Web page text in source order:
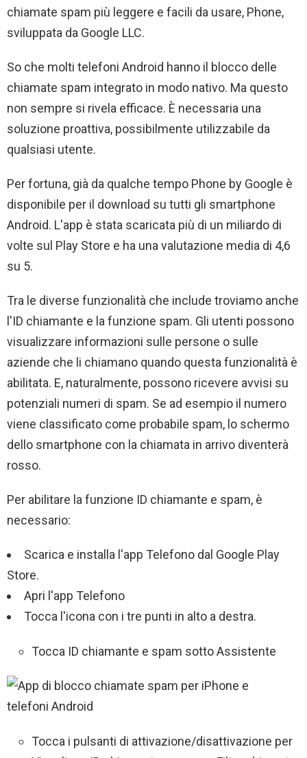
chiamate spam più leggere e facili da usare, Phone,
sviluppata da Google LLC.
So che molti telefoni Android hanno il blocco delle
chiamate spam integrato in modo nativo. Ma questo
non sempre si rivela efficace. È necessaria una
soluzione proattiva, possibilmente utilizzabile da
qualsiasi utente.
Per fortuna, già da qualche tempo Phone by Google è
disponibile per il download su tutti gli smartphone
Android. L'app è stata scaricata più di un miliardo di
volte sul Play Store e ha una valutazione media di 4,6
su 5.
Tra le diverse funzionalità che include troviamo anche
l'ID chiamante e la funzione spam. Gli utenti possono
visualizzare informazioni sulle persone o sulle
aziende che li chiamano quando questa funzionalità è
abilitata. E, naturalmente, possono ricevere avvisi su
potenziali numeri di spam. Se ad esempio il numero
viene classificato come probabile spam, lo schermo
dello smartphone con la chiamata in arrivo diventerà
rosso.
Per abilitare la funzione ID chiamante e spam, è
necessario:
Scarica e installa l'app Telefono dal Google Play
Store.
Apri l'app Telefono
Tocca l'icona con i tre punti in alto a destra.
Tocca ID chiamante e spam sotto Assistente
Tocca i pulsanti di attivazione/disattivazione per